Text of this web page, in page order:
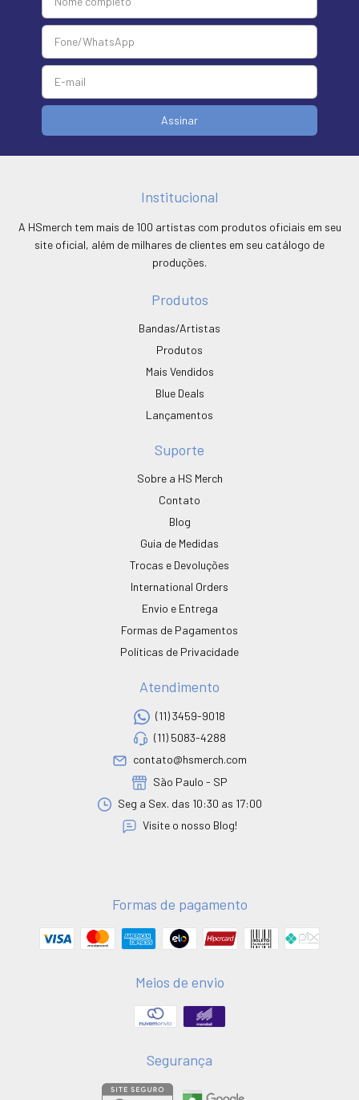
Institucional
A HSmerch tem mais de 100 artistas com produtos oficiais em seu
site oficial, além de milhares de clientes em seu catálogo de
produções.
Produtos
Bandas/Artistas
Produtos
Mais Vendidos
Blue Deals
Lançamentos
Suporte
Sobre a HS Merch
Contato
Blog
Guia de Medidas
Trocas e Devoluções
International Orders
Envio e Entrega
Formas de Pagamentos
Políticas de Privacidade
Atendimento
(11) 3459-9018
(11) 5083-4288
contato@hsmerch.com
São Paulo - SP
Seg a Sex. das 10:30 as 17:00
Visite o nosso Blog!
Formas de pagamento
Meios de envio
Segurança